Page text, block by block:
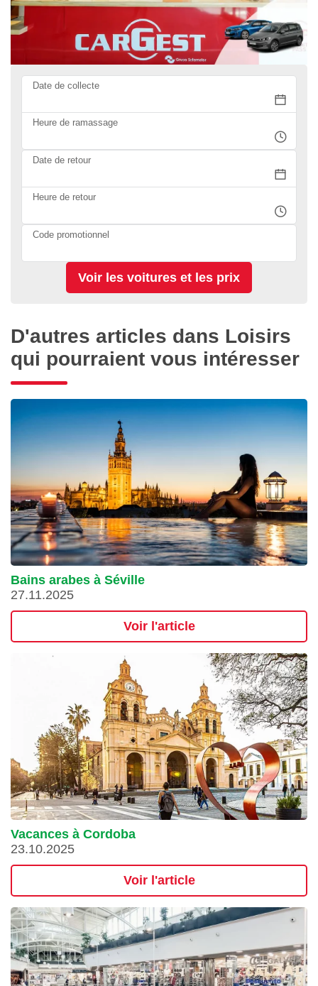
Date de collecte
Heure de ramassage
Date de retour
Heure de retour
Code promotionnel
D'autres articles dans Loisirs
qui pourraient vous intéresser
Bains arabes à Séville
27.11.2025
Voir l'article
Vacances à Cordoba
23.10.2025
Voir l'article